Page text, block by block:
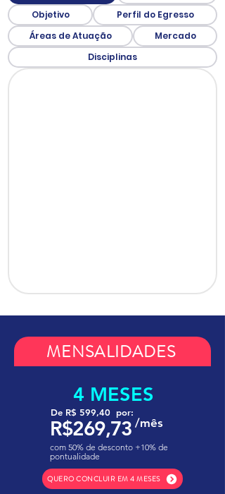
Objetivo
Perfil do Egresso
Áreas de Atuação
Mercado
Disciplinas
MENSALIDADES
4 MESES
De R$ 599,40 por:
R$269,73 /mês
com 50% de desconto +10% de
pontualidade
QUERO CONCLUIR EM 4 MESES